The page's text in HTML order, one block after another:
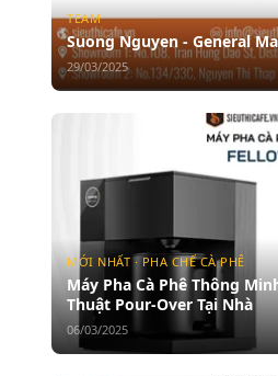
TEAM
Suong Nguyen - General
29/03/2025
MỚI NHẤT · PHA CHẾ CÀ PHÊ
Máy Pha Cà Phê Thông
Thuật Pour-Over Tại Nhà
06/03/2025